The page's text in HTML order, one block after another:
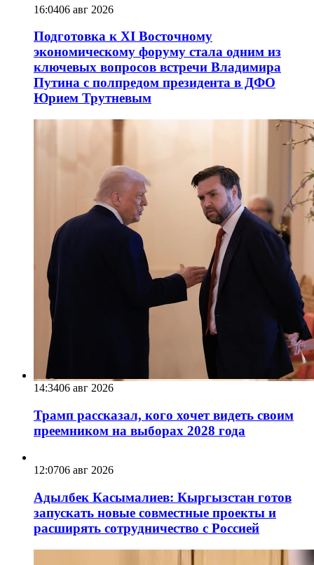
16:0406 авг 2026
Подготовка к XI Восточному
экономическому форуму стала одним из
ключевых вопросов встречи Владимира
Путина с полпредом президента в ДФО
Юрием Трутневым
14:3406 авг 2026
Трамп рассказал, кого хочет видеть своим
преемником на выборах 2028 года
12:0706 авг 2026
Адылбек Касымалиев: Кыргызстан готов
запускать новые совместные проекты и
расширять сотрудничество с Россией